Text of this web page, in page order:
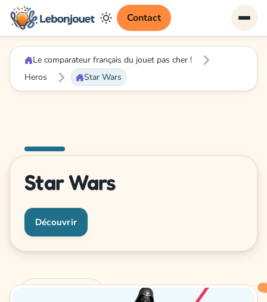
Contact
Le comparateur français du jouet pas cher !
Heros
Star Wars
Star Wars
Découvrir